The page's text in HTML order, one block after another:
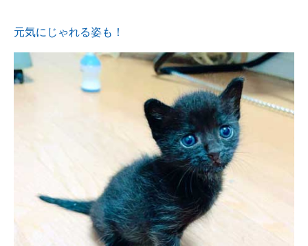
元気にじゃれる姿も！